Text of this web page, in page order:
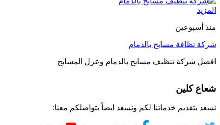
المزيد
منذ أسبوعين
شركة نظافة مسابح بالدمام
افضل شركة تنظيف مسابح بالدمام وعزل المسابح
شعاع كلين
نسعد بتقديم خدماتنا لكم ونسعد ايضاً بتواصلكم معنا: